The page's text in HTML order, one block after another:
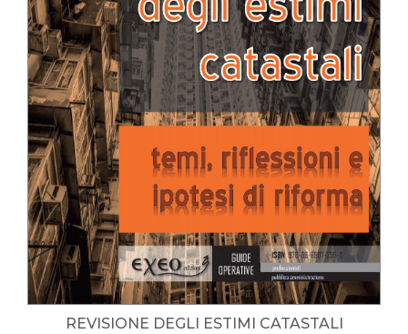
REVISIONE DEGLI ESTIMI CATASTALI